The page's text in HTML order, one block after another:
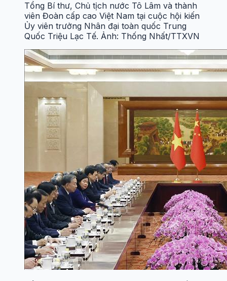
Tổng Bí thư, Chủ tịch nước Tô Lâm và thành
viên Đoàn cấp cao Việt Nam tại cuộc hội kiến
Ủy viên trưởng Nhân đại toàn quốc Trung
Quốc Triệu Lạc Tế. Ảnh: Thống Nhất/TTXVN